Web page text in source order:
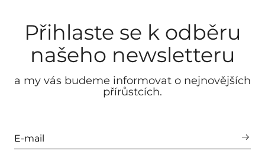
Přihlaste se k odběru
našeho newsletteru
a my vás budeme informovat o nejnovějších
přírůstcích.